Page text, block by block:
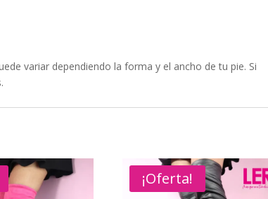
variar dependiendo la forma y el ancho de tu pie. Si
¡Oferta!